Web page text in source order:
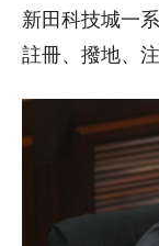
新田科技城一
註冊、撥地、